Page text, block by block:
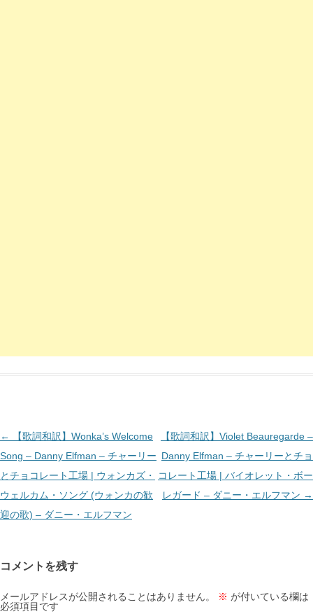
投
稿
ナ
ビ
ゲ
ョ
ン
←
【歌詞和訳】Wonka’s Welcome
Song – Danny Elfman – チャーリー
とチョコレート工場 | ウォンカズ・
ウェルカム・ソング (ウォンカの歓
迎の歌) – ダニー・エルフマン
【歌詞和訳】Violet Beauregarde –
Danny Elfman – チャーリーとチョ
コレート工場 | バイオレット・ボー
レガード – ダニー・エルフマン →
コメントを残す
メールアドレスが公開されることはありません。 ※ が付いている欄は
必須項目です